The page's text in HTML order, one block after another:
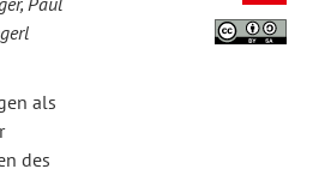
als
des